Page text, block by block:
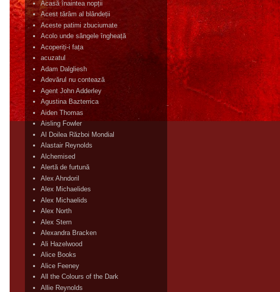
Acasă înaintea nopții
Acest tărâm al blândeții
Aceste patimi zbuciumate
Acolo unde sângele îngheață
Acoperiți-i fața
acuzatul
Adam Dalgliesh
Adevărul nu contează
Agent John Adderley
Agustina Bazterrica
Aiden Thomas
Aisling Fowler
Al Doilea Război Mondial
Alastair Reynolds
Alchemised
Alertă de furtună
Alex Ahndoril
Alex Michaelides
Alex Michaelids
Alex North
Alex Stern
Alexandra Bracken
Ali Hazelwood
Alice Books
Alice Feeney
All the Colours of the Dark
Allie Reynolds